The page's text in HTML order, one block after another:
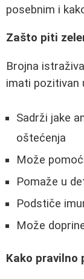
posebnim i
Zašto piti
Brojna
imati pozitivan
Sadrži jake
oštećenja
Može
Pomaže u
Podstiče
Može
Kako pravilno